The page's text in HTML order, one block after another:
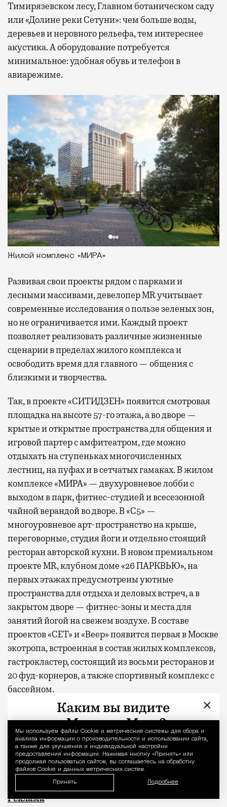
Уведомление
Мы используем файлы Сookie и метрические системы для сбора и
анализа информации о производительности и использовании сайта,
а также для улучшения и индивидуальной настройки
предоставления информации. Нажимая кнопку «Принять» или
продолжая пользоваться сайтом, вы соглашаетесь на обработку
файлов Cookie и данных метрических систем.
Принять Подробнее
Тимирязевском лесу, Главном ботаническом саду
или «Долине реки Сетуни»: чем больше воды,
деревьев и неровного рельефа, тем интереснее
акустика. А оборудование потребуется
минимальное: удобная обувь и телефон в
авиарежиме.
Жилой комплекс «МИРА»
Развиваясвои проекты рядом с парками и
лесными массивами, девелопер MR учитывает
современные исследования о пользе зеленых зон,
но не ограничивается ими. Каждый проект
позволяет реализовать различные жизненные
сценарии в пределах жилого комплекса и
освободить время для главного — общения с
близкими и творчества.
Так, в проекте «СИТИДЗЕН» появится смотровая
площадка на высоте 57-го этажа, а во дворе —
крытые и открытые пространства для общения и
игровой партер с амфитеатром, где можно
отдыхать на ступеньках многочисленных
лестниц, на пуфах и в сетчатых гамаках. В жилом
комплексе «МИРА» — двухуровневое лобби с
выходом в парк, фитнес-студией и всесезонной
чайной верандой во дворе. В «С5» —
многоуровневое арт-пространство на крыше,
переговорные, студия йоги и отдельно стоящий
ресторан авторской кухни. В новом премиальном
проекте MR, клубном доме «26 ПАРКВЬЮ», на
первых этажах предусмотрены уютные
пространства для отдыха и деловых встреч, а в
закрытом дворе — фитнес-зоны и места для
занятий йогой на свежем воздухе. В составе
проектов «СЕТ» и «Веер»появитсяпервая в Москве
экотропа, встроенная в состав жилых комплексов,
гастрокластер, состоящий из восьми ресторанов и
20 фуд-корнеров, а также спортивный комплекс с
бассейном.
* По данным опроса MR Analytics
** Заглавное фото — парк «Дубки»
Фото: пресс-служба MR Group,
BearFotos/shutterstock.com/Fotodom
Квадратные метры, планировки, вид из
Реклама
×